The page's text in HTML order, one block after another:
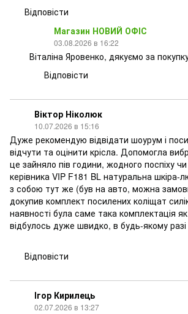
Відповісти
Магазин НОВИЙ ОФІС
03.08.2026 в 16:22
Віталіна Яровенко, дякуємо за
Відповісти
Віктор Ніколюк
10.07.2026 в 15:16
Дуже рекомендую відвідати шоурум і
відчути та оцінити крісла. Допомогла
це зайняло пів години, жодного поспіху чи
керівника VIP F181 BL натуральна шкіра-
з собою тут же (був на авто, можна
докупив комплект посилених коліщат
наявності була саме така комплектація
відбулось дуже швидко, в будь-якому
Відповісти
Ігор Кирилець
02.07.2026 в 13:27